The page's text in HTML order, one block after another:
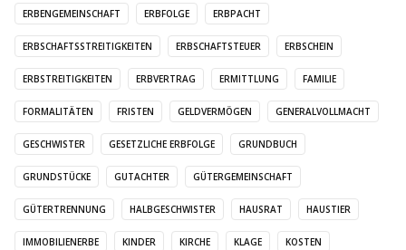
ERBENGEMEINSCHAFT ERBFOLGE ERBPACHT
ERBSCHAFTSSTREITIGKEITEN ERBSCHAFTSTEUER ERBSCHEIN
ERBSTREITIGKEITEN ERBVERTRAG ERMITTLUNG FAMILIE
FORMALITÄTEN FRISTEN GELDVERMÖGEN GENERALVOLLMACHT
GESCHWISTER GESETZLICHE ERBFOLGE GRUNDBUCH
GRUNDSTÜCKE GUTACHTER GÜTERGEMEINSCHAFT
GÜTERTRENNUNG HALBGESCHWISTER HAUSRAT HAUSTIER
IMMOBILIENERBE KINDER KIRCHE KLAGE KOSTEN